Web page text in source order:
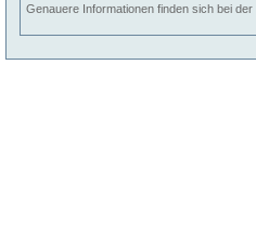
Genauere Informationen finden sich bei der